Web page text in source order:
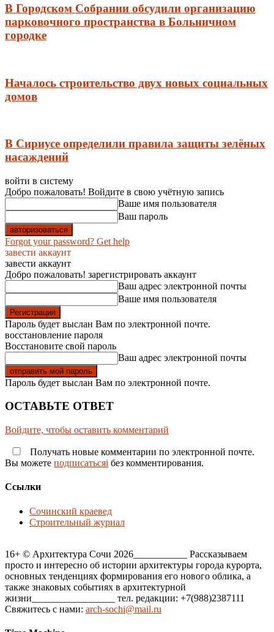
В Городском Собрании обсудили организацию
парковочного пространства в Больничном
городке
Началось строительство двух новых социальных
домов
В Сириусе определили правила защиты зелёных
насаждений
войти в систему
Добро пожаловать! Войдите в свою учётную запись
Ваше имя пользователя
Ваш пароль
Forgot your password? Get help
завести аккаунт
завести аккаунт
Добро пожаловать! зарегистрировать аккаунт
Ваш адрес электронной почты
Ваше имя пользователя
Пароль будет выслан Вам по электронной почте.
восстановление пароля
Восстановите свой пароль
Ваш адрес электронной почты
Пароль будет выслан Вам по электронной почте.
ОСТАВЬТЕ ОТВЕТ
Войдите, чтобы оставить комментарий
Получать новые комментарии по электронной почте.
Вы можете подписатьсяi без комментирования.
Ссылки
Сочинский краевед
Строительный журнал
16+ © Архитектура Сочи 2026___________ Рассказываем
просто и интересно об истории архитектуры города курорта,
основных тенденциях формирования его нового облика, а
также знаковых событиях в архитектурной
жизни_________________ тел. редакции: +7(988)2387111
Свяжитесь с нами: arch-sochi@mail.ru